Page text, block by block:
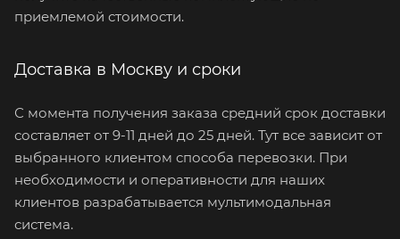
приемлемой стоимости.
Доставка в Москву и сроки
С момента получения заказа средний срок доставки
составляет от 9-11 дней до 25 дней. Тут все зависит от
выбранного клиентом способа перевозки. При
необходимости и оперативности для наших
клиентов разрабатывается мультимодальная
система.